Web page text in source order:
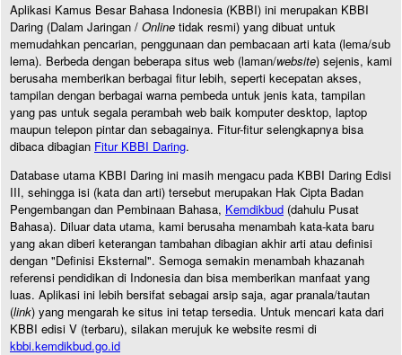
Aplikasi Kamus Besar Bahasa Indonesia (KBBI) ini merupakan KBBI
Daring (Dalam Jaringan / Online tidak resmi) yang dibuat untuk
memudahkan pencarian, penggunaan dan pembacaan arti kata (lema/sub
lema). Berbeda dengan beberapa situs web (laman/website) sejenis, kami
berusaha memberikan berbagai fitur lebih, seperti kecepatan akses,
tampilan dengan berbagai warna pembeda untuk jenis kata, tampilan
yang pas untuk segala perambah web baik komputer desktop, laptop
maupun telepon pintar dan sebagainya. Fitur-fitur selengkapnya bisa
dibaca dibagian Fitur KBBI Daring.
Database utama KBBI Daring ini masih mengacu pada KBBI Daring Edisi
III, sehingga isi (kata dan arti) tersebut merupakan Hak Cipta Badan
Pengembangan dan Pembinaan Bahasa, Kemdikbud (dahulu Pusat
Bahasa). Diluar data utama, kami berusaha menambah kata-kata baru
yang akan diberi keterangan tambahan dibagian akhir arti atau definisi
dengan "Definisi Eksternal". Semoga semakin menambah khazanah
referensi pendidikan di Indonesia dan bisa memberikan manfaat yang
luas. Aplikasi ini lebih bersifat sebagai arsip saja, agar pranala/tautan
(link) yang mengarah ke situs ini tetap tersedia. Untuk mencari kata dari
KBBI edisi V (terbaru), silakan merujuk ke website resmi di
kbbi.kemdikbud.go.id